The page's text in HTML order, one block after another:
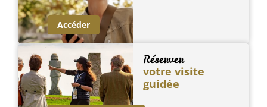
Accéder
Réserver
votre visite
guidée